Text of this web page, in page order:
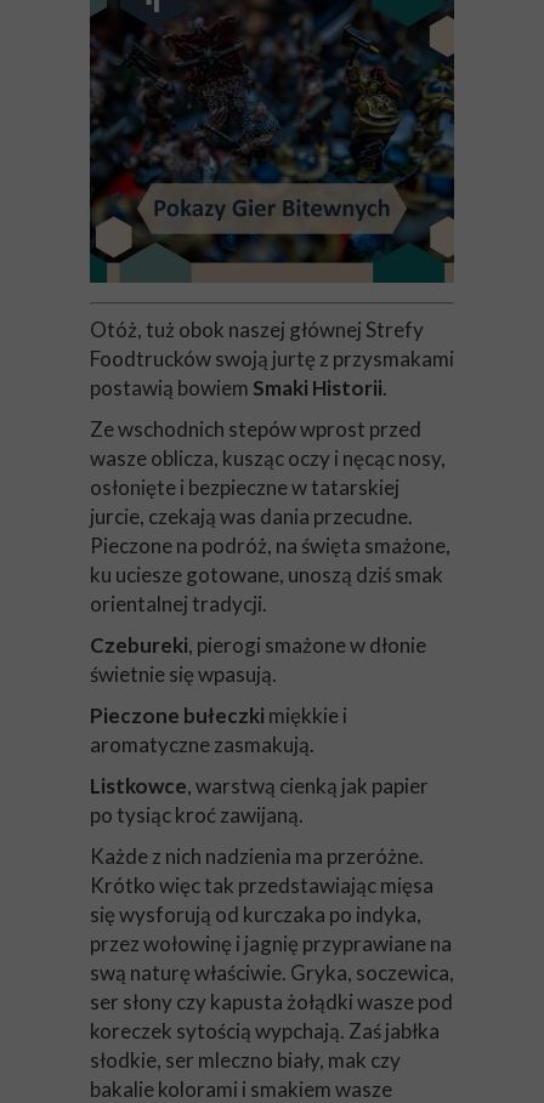
Otóż, tuż obok naszej głównej Strefy
Foodtrucków swoją jurtę z przysmakami
postawią bowiem Smaki Historii.
Ze wschodnich stepów wprost przed
wasze oblicza, kusząc oczy i nęcąc nosy,
osłonięte i bezpieczne w tatarskiej
jurcie, czekają was dania przecudne.
Pieczone na podróż, na święta smażone,
ku uciesze gotowane, unoszą dziś smak
orientalnej tradycji.
Czebureki, pierogi smażone w dłonie
świetnie się wpasują.
Pieczone bułeczki miękkie i
aromatyczne zasmakują.
Listkowce, warstwą cienką jak papier
po tysiąc kroć zawijaną.
Każde z nich nadzienia ma przeróżne.
Krótko więc tak przedstawiając mięsa
się wysforują od kurczaka po indyka,
przez wołowinę i jagnię przyprawiane na
swą naturę właściwie. Gryka, soczewica,
ser słony czy kapusta żołądki wasze pod
koreczek sytością wypchają. Zaś jabłka
słodkie, ser mleczno biały, mak czy
bakalie kolorami i smakiem wasze